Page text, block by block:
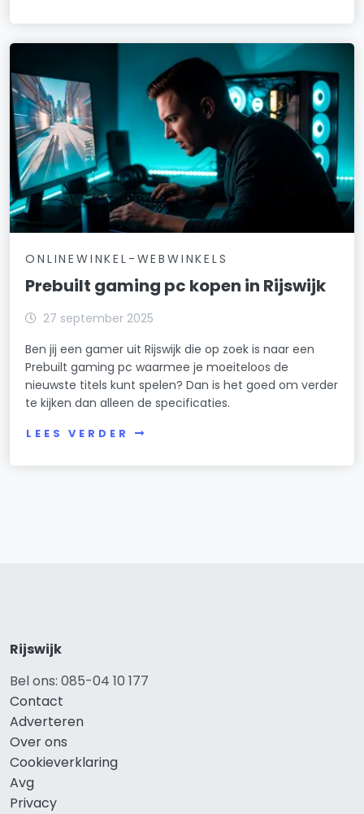
ONLINEWINKEL-WEBWINKELS
Prebuilt gaming pc kopen in Rijswijk
27 september 2025
Ben jij een gamer uit Rijswijk die op zoek is naar een
Prebuilt gaming pc waarmee je moeiteloos de
nieuwste titels kunt spelen? Dan is het goed om verder
te kijken dan alleen de specificaties.
LEES VERDER
Rijswijk
Bel ons: 085-04 10 177
Contact
Adverteren
Over ons
Cookieverklaring
Avg
Privacy